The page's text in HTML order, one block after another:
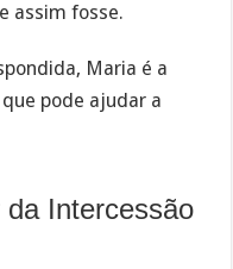
assim fosse.
Maria é a
pode ajudar a
Intercessão